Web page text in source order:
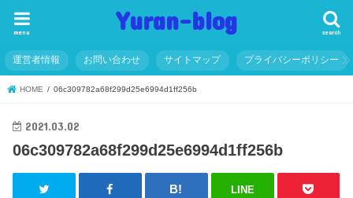
Yuran-blog search
menu
運営者情報 お問い合わせ サイトマップ プライバシーポリシー
HOME 06c309782a68f299d25e6994d1ff256b
2021.03.02
06c309782a68f299d25e6994d1ff256b
LINE